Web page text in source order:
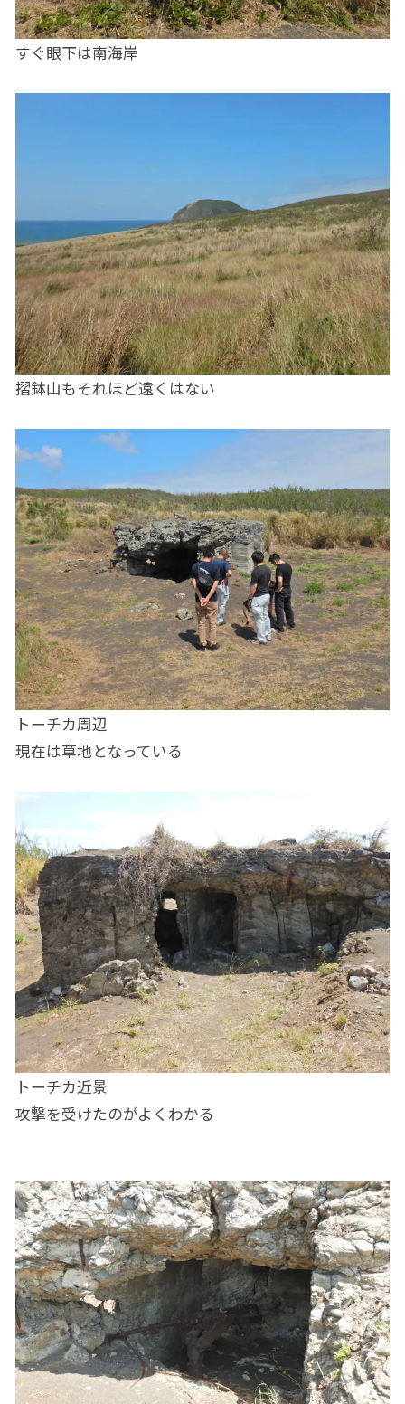
すぐ眼下は南海岸
摺鉢山もそれほど遠くはない
トーチカ周辺
現在は草地となっている
トーチカ近景
攻撃を受けたのがよくわかる